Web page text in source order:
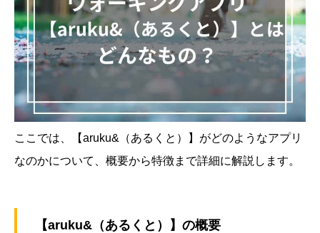
ここでは、【aruku&（あるくと）】がどのようなアプリ
なのかについて、概要から特徴まで詳細に解説します。
【aruku&（あるくと）】の概要